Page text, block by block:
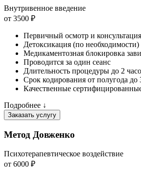
Внутривенное введение
от 3500 ₽
Первичный осмотр и консультация
Детоксикация (по необходимости)
Медикаментозная блокировка
Проводится за один сеанс
Длительность процедуры до 2
Срок кодирования от полугода до
Качественные
Подробнее ↓
Заказать услугу
Метод Довженко
Психотерапевтическое воздействие
от 6000 ₽